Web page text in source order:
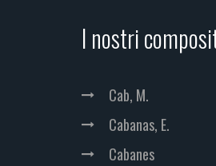
I nostri
Cab, M.
Cabanas, E.
Cabanes